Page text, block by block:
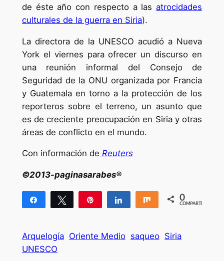
de éste año con respecto a lasatrocidades
culturales de la guerra en Siria).
La directora de la UNESCO acudió a Nueva
York el viernes para ofrecer un discurso en
una reunión informal del Consejo de
Seguridad de la ONU organizada por Francia
y Guatemala en torno a la protección de los
reporteros sobre el terreno, un asunto que
es de creciente preocupación en Siria y otras
áreas de conflicto en el mundo.
Con información de Reuters
©2013-paginasarabes®
Compartir Twittear Compartir Compartir
0
COMPARTIR
Arquelogía Oriente Medio saqueo Siria
UNESCO